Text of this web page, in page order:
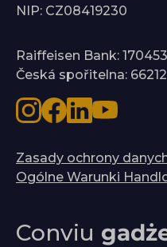
NIP: CZ08419230
Raiffeisen Bank:
Česká spořitelna:
Zasady ochrony
Ogólne Warunki
Conviu